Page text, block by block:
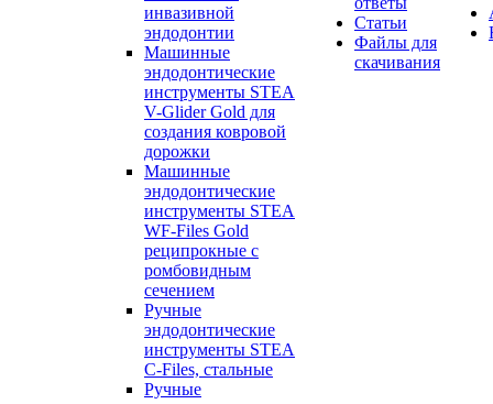
инвазивной
эндодонтии
Машинные
эндодонтические
инструменты STEA
V-Glider Gold для
создания ковровой
дорожки
Машинные
эндодонтические
инструменты STEA
WF-Files Gold
реципрокные с
ромбовидным
сечением
Ручные
эндодонтические
инструменты STEA
C-Files, стальные
Ручные
Статьи
Файлы для
скачивания